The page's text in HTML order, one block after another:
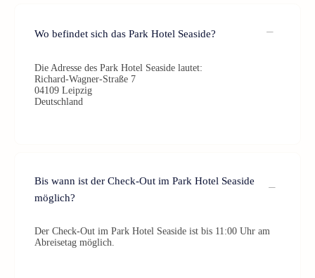
Wo befindet sich das Park Hotel Seaside?
Die Adresse des Park Hotel Seaside lautet:
Richard-Wagner-Straße 7
04109 Leipzig
Deutschland
Bis wann ist der Check-Out im Park Hotel Seaside
möglich?
Der Check-Out im Park Hotel Seaside ist bis 11:00 Uhr am
Abreisetag möglich.